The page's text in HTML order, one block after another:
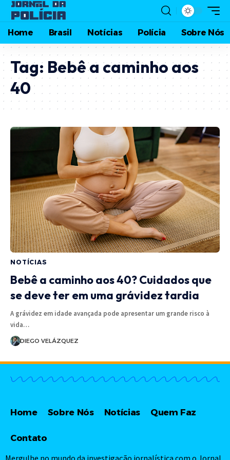
Home Brasil Notícias Polícia Sobre Nós
Tag: Bebê a caminho aos
40
NOTÍCIAS
Bebê a caminho aos 40? Cuidados que
se deve ter em uma grávidez tardia
A grávidez em idade avançada pode apresentar um grande risco à
vida…
DIEGO VELÁZQUEZ
Home Sobre Nós Notícias Quem Faz
Contato
Mergulhe no mundo da investigação jornalística com o Jornal